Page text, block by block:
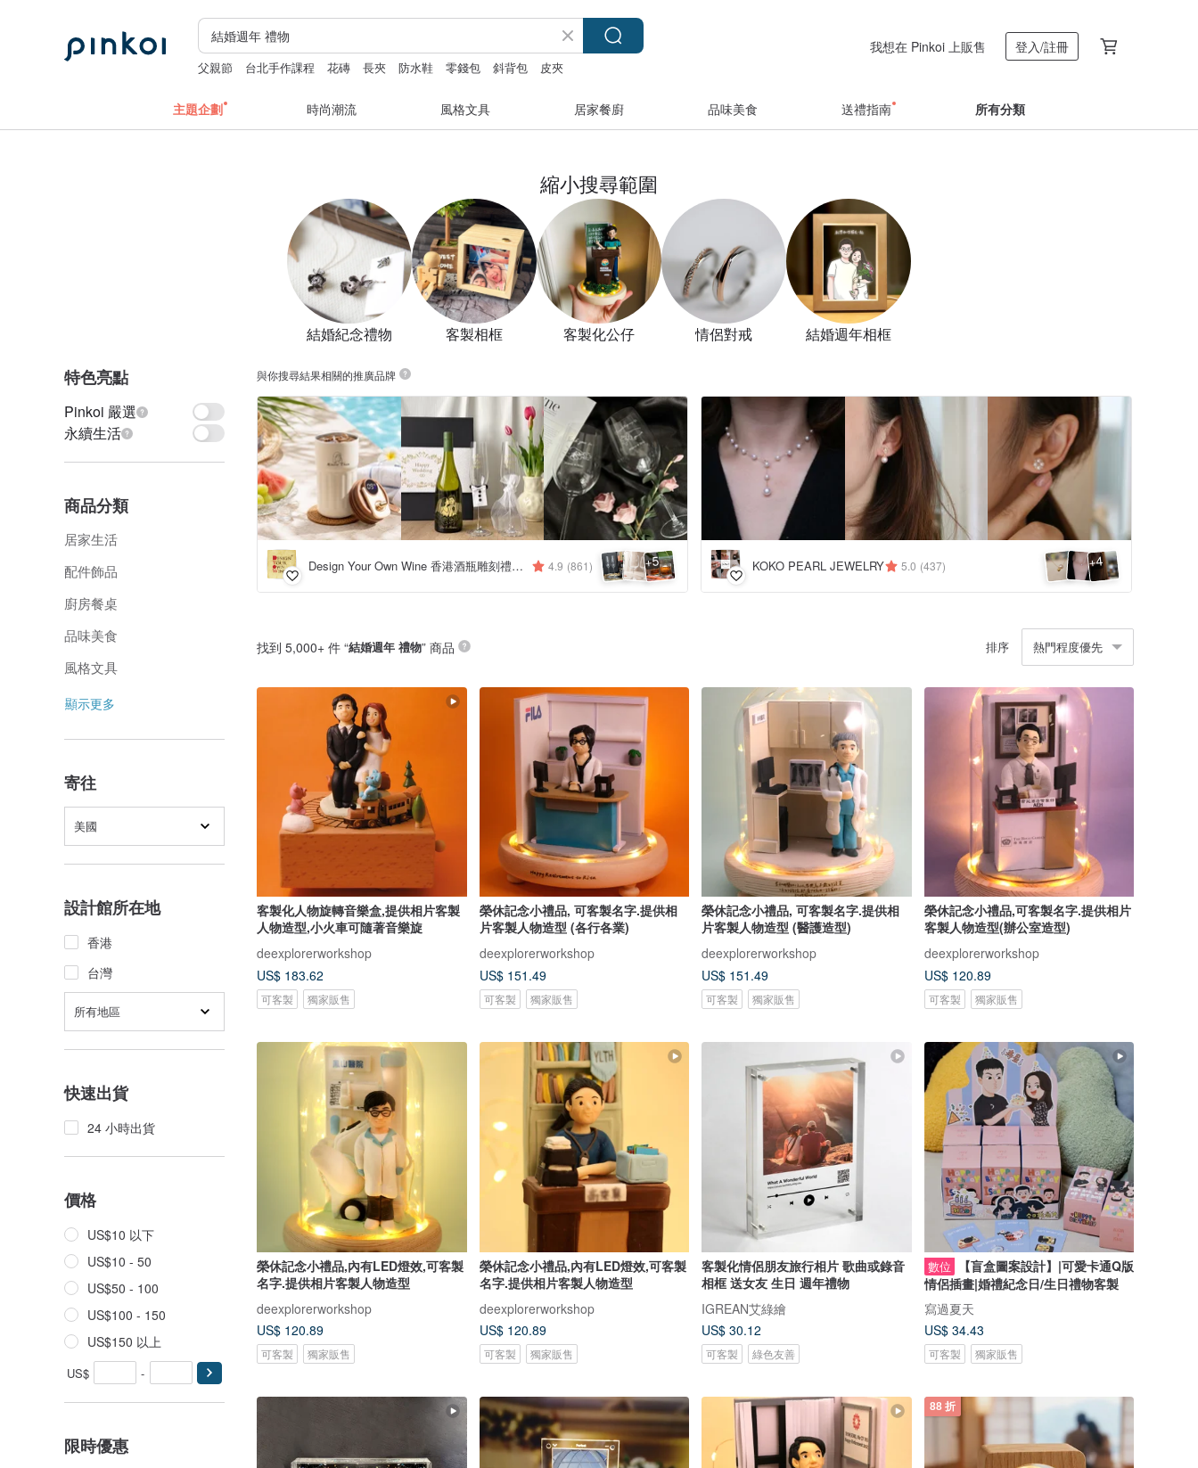
父親節 台北手作課程 花磚 長夾 防水鞋 零錢包 斜背包 皮夾
我想在 Pinkoi 上販售 登入/註冊
主題企劃 時尚潮流 風格文具 居家餐廚 品味美食 送禮指南 所有分類
縮小搜尋範圍
結婚紀念禮物 客製相框 客製化公仔 情侶對戒 結婚週年相框
特色亮點
Pinkoi 嚴選
永續生活
商品分類
居家生活
配件飾品
廚房餐桌
品味美食
風格文具
顯示更多
寄往
美國
設計館所在地
香港
台灣
所有地區
快速出貨
24 小時出貨
價格
US$10 以下
US$10 - 50
US$50 - 100
US$100 - 150
US$150 以上
US$ -
限時優惠
與你搜尋結果相關的推廣品牌
Design Your Own Wine 香港酒瓶雕刻禮品專門店 4.9 (861) +5 KOKO PEARL JEWELRY 5.0 (437) +4
找到 5,000+ 件 “結婚週年 禮物” 商品 排序 熱門程度優先
客製化人物旋轉音樂盒,提供相片客製
人物造型,小火車可隨著音樂旋
deexplorerworkshop
US$ 183.62
可客製 獨家販售
榮休記念小禮品, 可客製名字.提供相
片客製人物造型 (各行各業)
deexplorerworkshop
US$ 151.49
可客製 獨家販售
榮休記念小禮品, 可客製名字.提供相
片客製人物造型 (醫護造型)
deexplorerworkshop
US$ 151.49
可客製 獨家販售
榮休記念小禮品,可客製名字.提供相片
客製人物造型(辦公室造型)
deexplorerworkshop
US$ 120.89
可客製 獨家販售
榮休記念小禮品,內有LED燈效,可客製
名字.提供相片客製人物造型
deexplorerworkshop
US$ 120.89
可客製 獨家販售
榮休記念小禮品,內有LED燈效,可客製
名字.提供相片客製人物造型
deexplorerworkshop
US$ 120.89
可客製 獨家販售
客製化情侶朋友旅行相片 歌曲或錄音
相框 送女友 生日 週年禮物
IGREAN艾綠繪
US$ 30.12
可客製 綠色友善
數位
【盲盒圖案設計】|可愛卡通Q版
情侶插畫|婚禮紀念日/生日禮物客製
寫過夏天
US$ 34.43
可客製 獨家販售
88 折